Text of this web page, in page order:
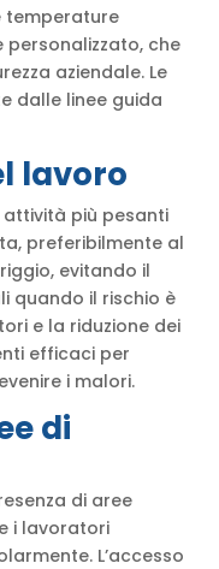
temperature
che
aziendale. Le
dalle linee guida
lavoro
più pesanti
preferibilmente al
evitando il
quando il rischio è
e la riduzione dei
efficaci per
i malori.
di
di aree
i lavoratori
L’accesso